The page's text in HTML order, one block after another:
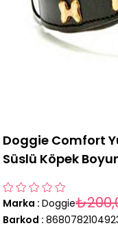
Doggie Comfort
Süslü Köpek
Marka : Doggie
Barkod :